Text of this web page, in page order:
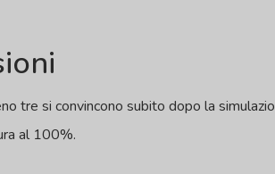
tre si convincono subito dopo la
al 100%.